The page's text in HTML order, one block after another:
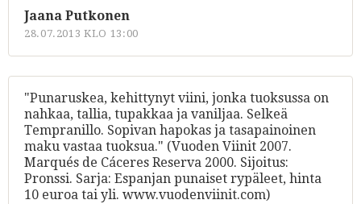
Jaana Putkonen
28.07.2013 KLO 13:00
"Punaruskea, kehittynyt viini, jonka tuoksussa on
nahkaa, tallia, tupakkaa ja vaniljaa. Selkeä
Tempranillo. Sopivan hapokas ja tasapainoinen
maku vastaa tuoksua." (Vuoden Viinit 2007.
Marqués de Cáceres Reserva 2000. Sijoitus:
Pronssi. Sarja: Espanjan punaiset rypäleet, hinta
10 euroa tai yli. www.vuodenviinit.com)